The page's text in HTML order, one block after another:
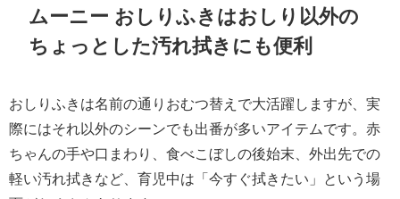
ムーニー おしりふきはおしり以外の
ちょっとした汚れ拭きにも便利
おしりふきは名前の通りおむつ替えで大活躍しますが、実
際にはそれ以外のシーンでも出番が多いアイテムです。赤
ちゃんの手や口まわり、食べこぼしの後始末、外出先での
軽い汚れ拭きなど、育児中は「今すぐ拭きたい」という場